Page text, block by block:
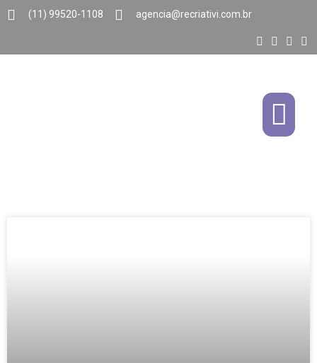
(11) 99520-1108 agencia@recriativi.com.br